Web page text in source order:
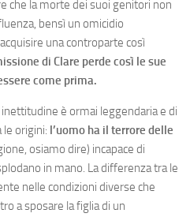
che la morte dei suoi genitori non
bensì un omicidio
una controparte così
di Clare perde così le sue
come prima.
è ormai leggendaria e di
le origini: l’uomo ha il terrore delle
osiamo dire) incapace di
in mano. La differenza tra le
nelle condizioni diverse che
a sposare la figlia di un